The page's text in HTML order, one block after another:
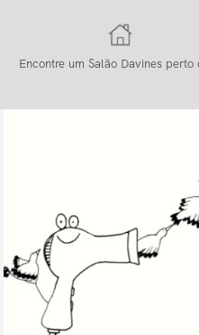
Encontre um Salão Davines perto